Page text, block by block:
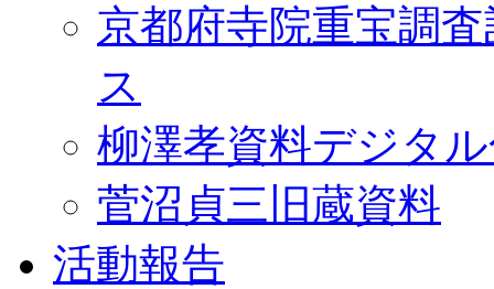
京都府寺院重宝調
ス
柳澤孝資料デジタ
菅沼貞三旧蔵資料
活動報告